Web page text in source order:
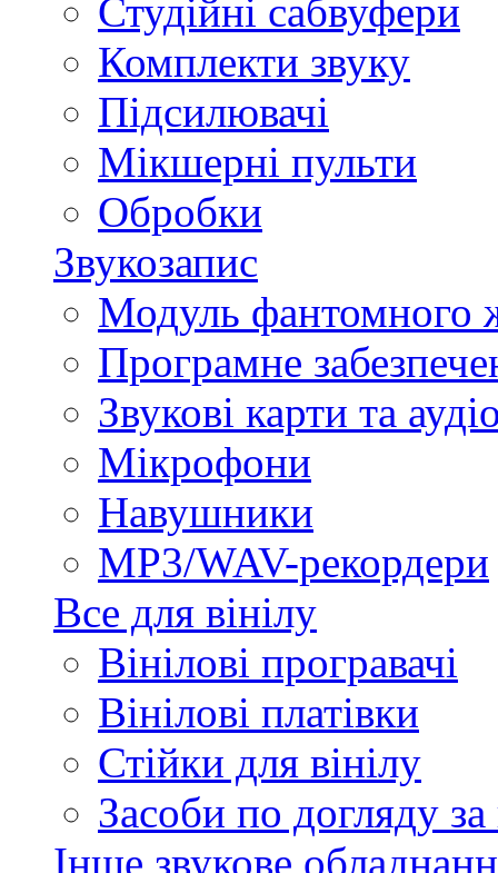
Студійні сабвуфери
Комплекти звуку
Підсилювачі
Мікшерні пульти
Обробки
Звукозапис
Модуль фантомного
Програмне
Звукові карти та
Мікрофони
Навушники
MP3/WAV-рекордери
Все для вінілу
Вінілові програвачі
Вінілові платівки
Стійки для вінілу
Засоби по догляду за
Інше звукове